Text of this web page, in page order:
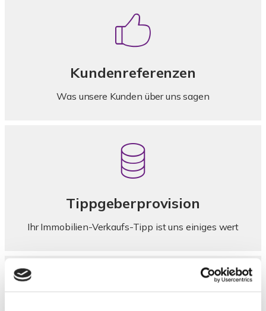
Kundenreferenzen
Was unsere Kunden über uns sagen
Tippgeberprovision
Ihr Immobilien-Verkaufs-Tipp ist uns einiges wert